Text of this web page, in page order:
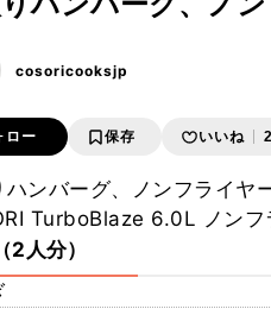
cosoricooksjp
ロー 保存 いいね
ハンバーグ、ノンフライヤ
TurboBlaze 6.0L ノン
2人分）